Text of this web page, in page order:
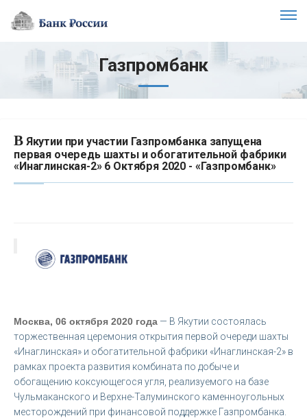
Газпромбанк
ВЯкутии при участии Газпромбанка запущена
первая очередь шахты и обогатительной фабрики
«Инаглинская-2» 6 Октября 2020 - «Газпромбанк»
Москва, 06 октября 2020 года — В Якутии состоялась
торжественная церемония открытия первой очереди шахты
«Инаглинская» и обогатительной фабрики «Инаглинская-2» в
рамках проекта развития комбината по добыче и
обогащению коксующегося угля, реализуемого на базе
Чульмаканского и Верхне-Талуминского каменноугольных
месторождений при финансовой поддержке Газпромбанка.